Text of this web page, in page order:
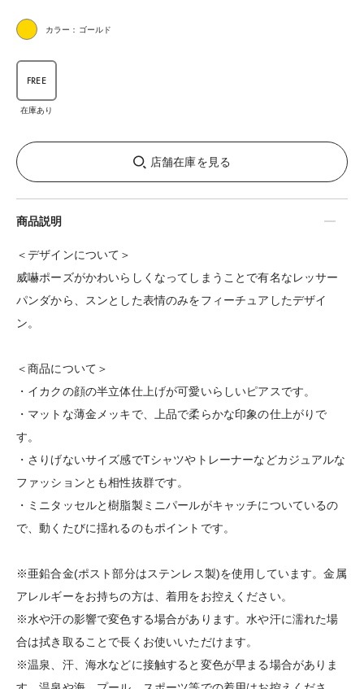
カラー：ゴールド
FREE
在庫あり
店舗在庫を見る
商品説明
＜デザインについて＞
威嚇ポーズがかわいらしくなってしまうことで有名なレッサー
パンダから、スンとした表情のみをフィーチュアしたデザイ
ン。
＜商品について＞
・イカクの顔の半立体仕上げが可愛いらしいピアスです。
・マットな薄金メッキで、上品で柔らかな印象の仕上がりで
す。
・さりげないサイズ感でTシャツやトレーナーなどカジュアルな
ファッションとも相性抜群です。
・ミニタッセルと樹脂製ミニパールがキャッチについているの
で、動くたびに揺れるのもポイントです。
※亜鉛合金(ポスト部分はステンレス製)を使用しています。金属
アレルギーをお持ちの方は、着用をお控えください。
※水や汗の影響で変色する場合があります。水や汗に濡れた場
合は拭き取ることで長くお使いいただけます。
※温泉、汗、海水などに接触すると変色が早まる場合がありま